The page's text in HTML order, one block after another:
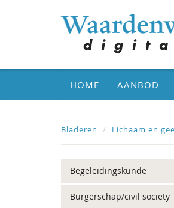
HOME AANBOD
Bladeren Lichaam en
Begeleidingskunde
Burgerschap/civil society